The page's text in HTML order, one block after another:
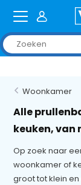
Woonkamer
Alle
keuken,
Op zoek naar
woonkamer of
groot tot klein